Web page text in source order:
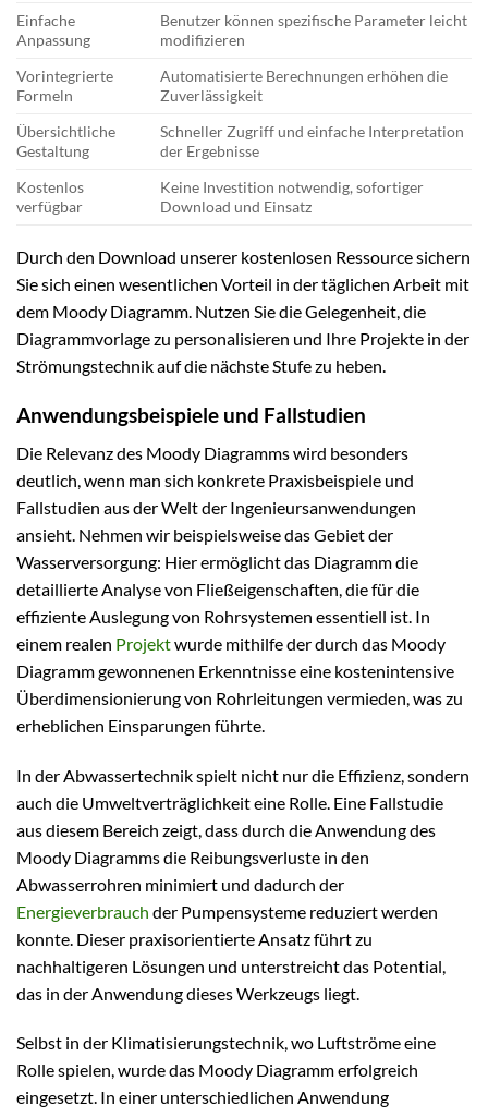
Einfache
Anpassung
Benutzer können spezifische Parameter leicht
modifizieren
Vorintegrierte
Formeln
Automatisierte Berechnungen erhöhen die
Zuverlässigkeit
Übersichtliche
Gestaltung
Schneller Zugriff und einfache Interpretation
der Ergebnisse
Kostenlos
verfügbar
Keine Investition notwendig, sofortiger
Download und Einsatz
Durch den Download unserer kostenlosen Ressource sichern
Sie sich einen wesentlichen Vorteil in der täglichen Arbeit mit
dem Moody Diagramm. Nutzen Sie die Gelegenheit, die
Diagrammvorlage zu personalisieren und Ihre Projekte in der
Strömungstechnik auf die nächste Stufe zu heben.
Anwendungsbeispiele und Fallstudien
Die Relevanz des Moody Diagramms wird besonders
deutlich, wenn man sich konkrete Praxisbeispiele und
Fallstudien aus der Welt der Ingenieursanwendungen
ansieht. Nehmen wir beispielsweise das Gebiet der
Wasserversorgung: Hier ermöglicht das Diagramm die
detaillierte Analyse von Fließeigenschaften, die für die
effiziente Auslegung von Rohrsystemen essentiell ist. In
einem realen Projektwurde mithilfe der durch das Moody
Diagramm gewonnenen Erkenntnisse eine kostenintensive
Überdimensionierung von Rohrleitungen vermieden, was zu
erheblichen Einsparungen führte.
In der Abwassertechnik spielt nicht nur die Effizienz, sondern
auch die Umweltverträglichkeit eine Rolle. Eine Fallstudie
aus diesem Bereich zeigt, dass durch die Anwendung des
Moody Diagramms die Reibungsverluste in den
Abwasserrohren minimiert und dadurch der
Energieverbrauch der Pumpensysteme reduziert werden
konnte. Dieser praxisorientierte Ansatz führt zu
nachhaltigeren Lösungen und unterstreicht das Potential,
das in der Anwendung dieses Werkzeugs liegt.
Selbst in der Klimatisierungstechnik, wo Luftströme eine
Rolle spielen, wurde das Moody Diagramm erfolgreich
eingesetzt. In einer unterschiedlichen Anwendung